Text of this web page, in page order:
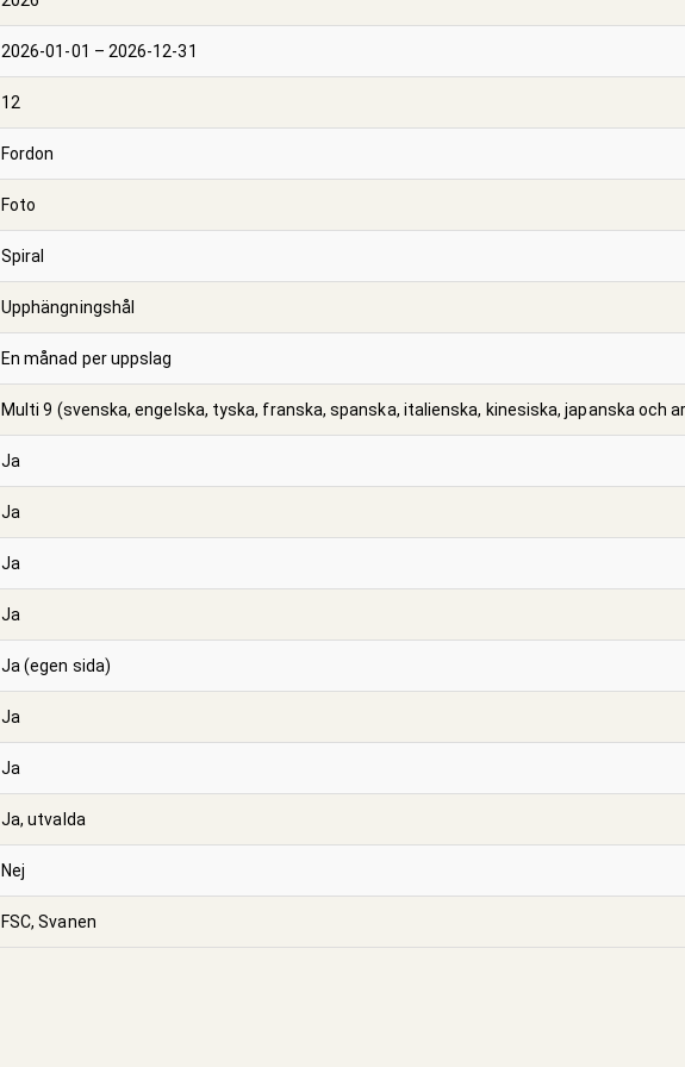
2026-01-01 – 2026-12-31
12
Fordon
Foto
Spiral
Upphängningshål
En månad per uppslag
Multi 9 (svenska, engelska, tyska, franska, spanska, italienska, kinesiska, japanska och
Ja
Ja
Ja
Ja
Ja (egen sida)
Ja
Ja
Ja, utvalda
Nej
FSC, Svanen